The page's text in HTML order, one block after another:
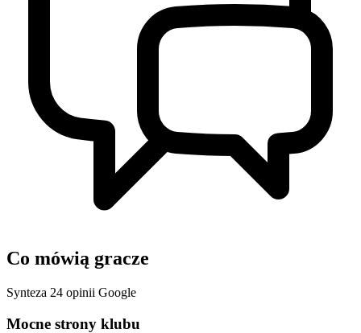
Co mówią gracze
Synteza 24 opinii Google
Mocne strony klubu